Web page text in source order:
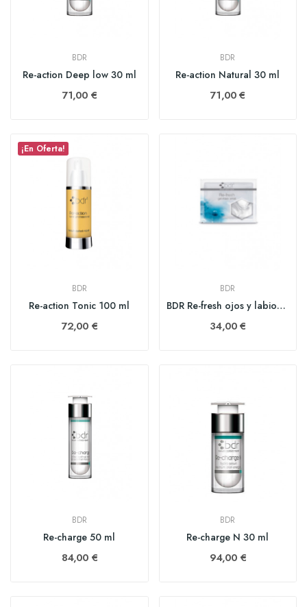
BDR
Re-action Deep low 30 ml
71,00 €
BDR
Re-action Natural 30 ml
71,00 €
¡En Oferta!
BDR
Re-action Tonic 100 ml
72,00 €
BDR
BDR Re-fresh ojos y labios 60 parches
34,00 €
BDR
Re-charge 50 ml
84,00 €
BDR
Re-charge N 30 ml
94,00 €